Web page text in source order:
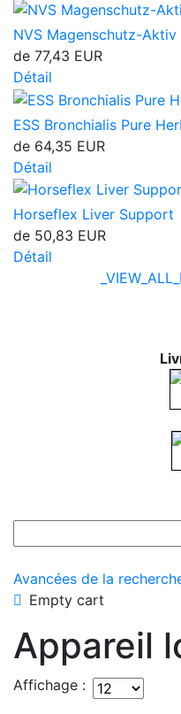
NVS Magenschutz-Aktiv
de 77,43 EUR
Détail
ESS Bronchialis Pure
de 64,35 EUR
Détail
Horseflex Liver Support
de 50,83 EUR
Détail
Avancées de la
Empty cart
Appareil
Affichage :